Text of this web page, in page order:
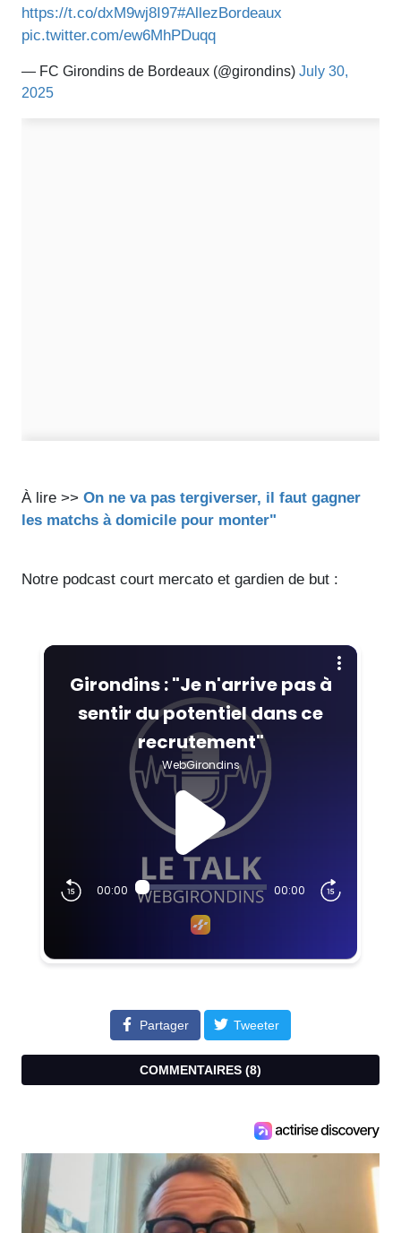
https://t.co/dxM9wj8I97#AllezBordeaux
pic.twitter.com/ew6MhPDuqq
— FC Girondins de Bordeaux (@girondins) July 30,
2025
À lire >> On ne va pas tergiverser, il faut gagner
les matchs à domicile pour monter"
Notre podcast court mercato et gardien de but :
Partager Tweeter
COMMENTAIRES (8)